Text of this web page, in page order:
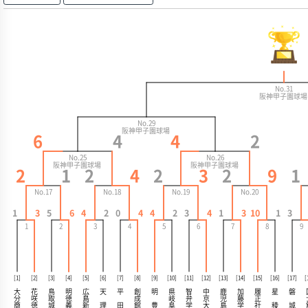
1 2 3 4 5 6 7 8 9
No.17 No.18 No.19 No.20
阪神甲子園球場
No.25
阪神甲子園球場
No.26
阪神甲子園球場
No.29
阪神甲子園球場
No.31
1 3 5 6 4 2 0 4 4 2 3 4 1 3 10 1 3
2 1 2 4 2 3 2 9 1
6 4 4 2
[1] [2] [3] [4] [5] [6] [7] [8] [9] [10] [11] [12] [13] [14] [15] [16] [17]
大
分
商
花
咲
徳
鳥
取
城
明
徳
義
広
島
新
天
理
平
田
創
成
館
明
豊
県
岐
阜
智
弁
学
中
京
大
鹿
児
島
加
藤
学
履
正
社
星
稜
磐
城